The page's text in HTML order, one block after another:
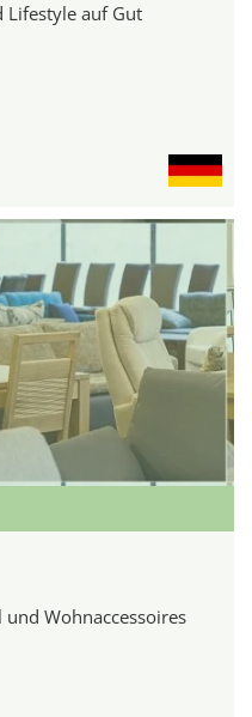
Lifestyle auf Gut
Wohnaccessoires